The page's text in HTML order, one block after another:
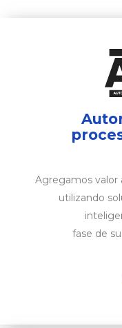
Agregamos valor
utilizando
fase de